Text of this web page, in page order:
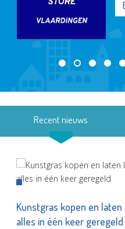
Recent nieuws
Kunstgras kopen en laten
alles in één keer geregeld